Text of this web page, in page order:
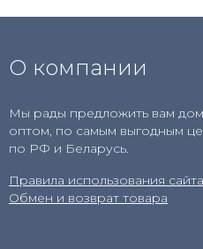
О компании
Мы рады предложить вам
оптом, по самым выгодным
по РФ и Беларусь.
Правила использования сайта
Обмен и возврат товара